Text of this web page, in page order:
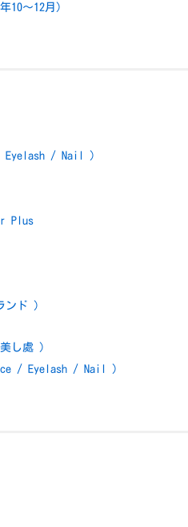
10～12月）
Eyelash / Nail )
Plus
ンド )
し處 )
/ Eyelash / Nail )